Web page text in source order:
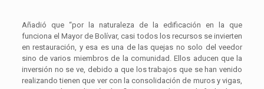
Añadió que “por la naturaleza de la edificación en la que
funciona el Mayor de Bolívar, casi todos los recursos se invierten
en restauración, y esa es una de las quejas no solo del veedor
sino de varios miembros de la comunidad. Ellos aducen que la
inversión no se ve, debido a que los trabajos que se han venido
realizando tienen que ver con la consolidación de muros y vigas,